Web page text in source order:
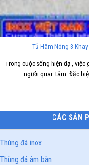
Tủ Hâm Nóng 8
Trong cuộc sống hiện đại, việc
người quan tâm. Đặc
CÁC SẢN
Thùng đá inox
Thùng đá âm bàn